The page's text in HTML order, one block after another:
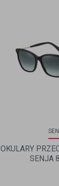
OKULARY
SENJA